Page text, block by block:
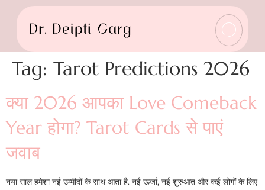
Tag: Tarot Predictions 2026
क्या 2026 आपका Love Comeback
Year होगा? Tarot Cards से पाएं
जवाब
नया साल हमेशा नई उम्मीदों के साथ आता है. नई ऊर्जा, नई शुरुआत और कई लोगों के लिए